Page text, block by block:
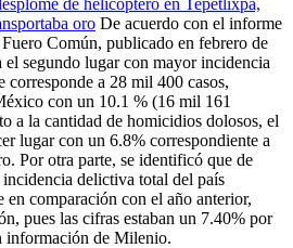
oro De acuerdo con el informe
Común, publicado en febrero de
el segundo lugar con mayor incidencia
a 28 mil 400 casos,
con un 10.1 % (16 mil 161
a la cantidad de homicidios dolosos, el
lugar con un 6.8% correspondiente a
Por otra parte, se identificó que de
delictiva total del país
comparación con el año anterior,
pues las cifras estaban un 7.40% por
información de Milenio.